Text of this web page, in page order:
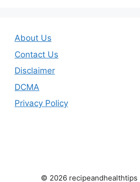
About Us
Contact Us
Disclaimer
DCMA
Privacy Policy
© 2026 recipeandhealthtips